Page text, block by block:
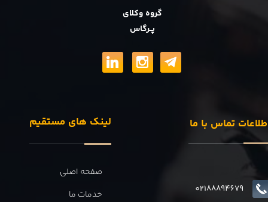
گروه وکلای
پــرگاس
لینک های مستقیم
صفحه اصلی
خدمات ما
تماس با ما
02188894679